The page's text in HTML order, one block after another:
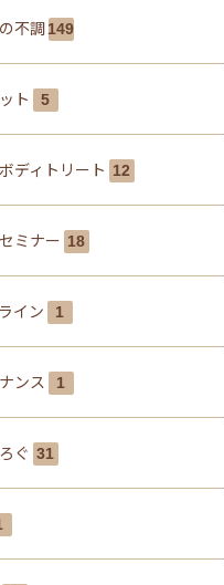
不調149
ト 5
ディトリート 12
ミナー 18
イン 1
ンス 1
ぐ 31